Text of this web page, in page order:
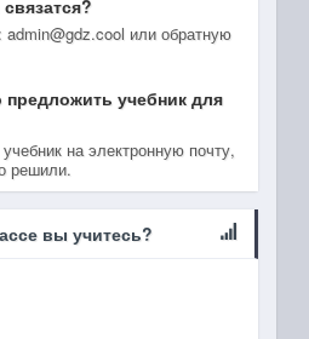
admin@gdz.cool или обратную
учебник для
на электронную почту,
решили.
вы учитесь?